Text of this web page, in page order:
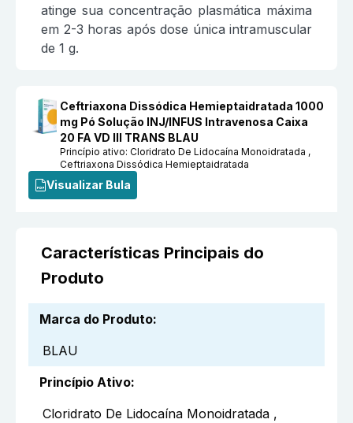
atinge sua concentração plasmática máxima
em 2-3 horas após dose única intramuscular
de 1 g.
Ceftriaxona Dissódica Hemieptaidratada 1000
mg Pó Solução INJ/INFUS Intravenosa Caixa
20 FA VD III TRANS BLAU
Princípio ativo:Cloridrato De Lidocaína Monoidratada ,
Ceftriaxona Dissódica Hemieptaidratada
Visualizar Bula
Características Principais do
Produto
Marca do Produto:
BLAU
Princípio Ativo:
Cloridrato De Lidocaína Monoidratada ,